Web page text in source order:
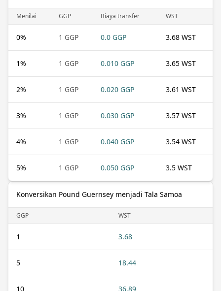
Menilai GGP Biaya transfer WST
0% 1 GGP 0.0 GGP 3.68 WST
1% 1 GGP 0.010 GGP 3.65 WST
2% 1 GGP 0.020 GGP 3.61 WST
3% 1 GGP 0.030 GGP 3.57 WST
4% 1 GGP 0.040 GGP 3.54 WST
5% 1 GGP 0.050 GGP 3.5 WST
Konversikan Pound Guernsey menjadi Tala Samoa
GGP WST
1 3.68
5 18.44
10 36.89